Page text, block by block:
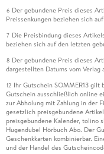
6 Der gebundene Preis dieses
Preissenkungen beziehen sich
7 Die Preisbindung dieses
beziehen sich auf den letzten
8 Der gebundene Preis dieses
dargestellten Datums vom Verlag
12 Ihr Gutschein SOMMER13
Gutschein ausschließlich online
zur Abholung mit Zahlung in der
gesetzlich preisgebundene
preisgebundene Kalender, tolino
Hugendubel Hörbuch Abo. Der
Geschenkkarten kombinierbar.
und der Handel des